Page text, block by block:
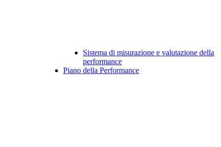
Sistema di misurazione e valutazione della
performance
Piano della Performance